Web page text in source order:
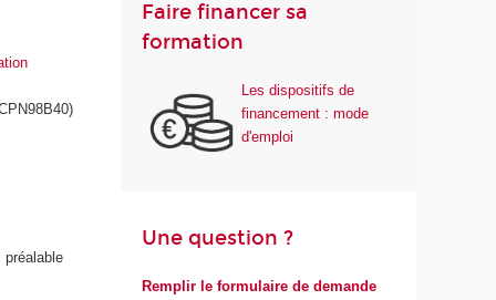
Faire financer sa
formation
Les dispositifs de
financement : mode
d'emploi
Une question ?
Remplir le formulaire de demande